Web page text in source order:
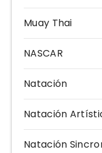
Muay Thai
NASCAR
Natación
Natación
Natación